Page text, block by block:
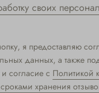
своих
я предоставляю
данных, а также
согласие с Политикой
хранения